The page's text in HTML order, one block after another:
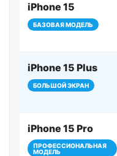
iPhone 15
БАЗОВАЯ МОДЕЛЬ
iPhone 15 Plus
БОЛЬШОЙ ЭКРАН
iPhone 15 Pro
ПРОФЕССИОНАЛЬНАЯ
МОДЕЛЬ